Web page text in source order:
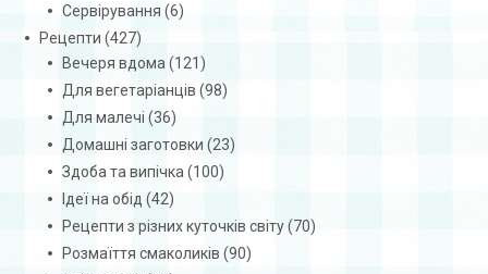
Сервірування (6)
Рецепти (427)
Вечеря вдома (121)
Для вегетаріанців (98)
Для малечі (36)
Домашні заготовки (23)
Здоба та випічка (100)
Ідеї на обід (42)
Рецепти з різних куточків світу(70)
Розмаїття смаколиків (90)